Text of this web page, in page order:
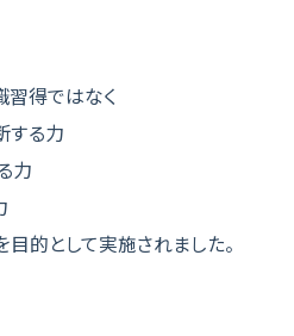
習得ではなく
する力
力
的として実施されました。